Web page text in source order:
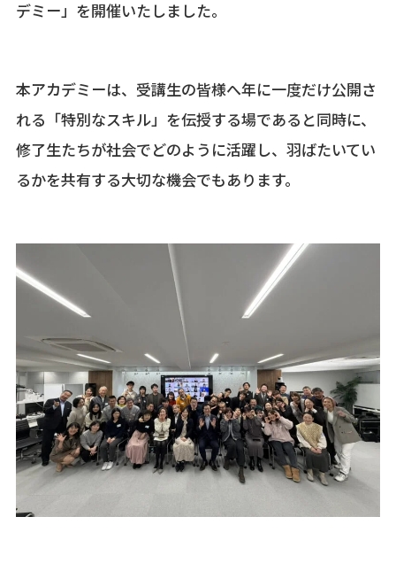
デミー」を開催いたしました。
本アカデミーは、受講生の皆様へ年に一度だけ公開さ
れる「特別なスキル」を伝授する場であると同時に、
修了生たちが社会でどのように活躍し、羽ばたいてい
るかを共有する大切な機会でもあります。